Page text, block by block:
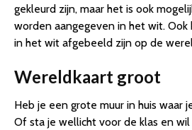
gekleurd zijn, maar het is ook
worden aangegeven in het wit.
in het wit afgebeeld zijn op de
Wereldkaart groot
Heb je een grote muur in huis waar
Of sta je wellicht voor de klas en